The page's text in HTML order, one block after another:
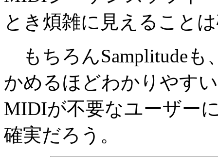
とき煩雑に見えること
もちろんSamplitudeも
かめるほどわかりやす
MIDIが不要なユーザー
確実だろう。